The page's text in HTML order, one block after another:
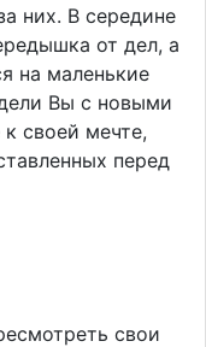
них. В середине
от дел, а
на маленькие
Вы с новыми
своей мечте,
перед
свои